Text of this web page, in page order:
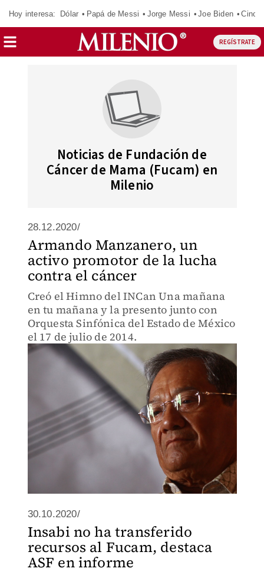
Hoy interesa: Dólar Papá de Messi Jorge Messi Joe Biden
REGÍSTRATE
Noticias de Fundación de
Cáncer de Mama (Fucam) en
Milenio
28.12.2020/
Armando Manzanero, un
activo promotor de la lucha
contra el cáncer
Creó el Himno del INCan Una mañana
en tu mañana y la presento junto con
Orquesta Sinfónica del Estado de México
el 17 de julio de 2014.
30.10.2020/
Insabi no ha transferido
recursos al Fucam, destaca
ASF en informe